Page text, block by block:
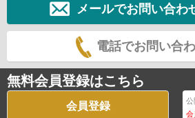
メールでお問い合わ
電話でお問い合
無料会員登録はこちら
会員登録